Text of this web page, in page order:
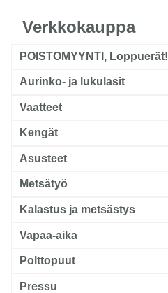
Verkkokauppa
POISTOMYYNTI, Loppuerät!
Aurinko- ja lukulasit
Vaatteet
Kengät
Asusteet
Metsätyö
Kalastus ja metsästys
Vapaa-aika
Polttopuut
Pressu